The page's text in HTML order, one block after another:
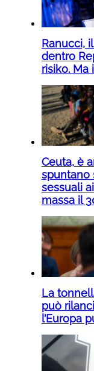
Ranucci,
dentro
risiko.
Ceuta, è
spuntano
sessuali
massa il
La
può
l’Europa